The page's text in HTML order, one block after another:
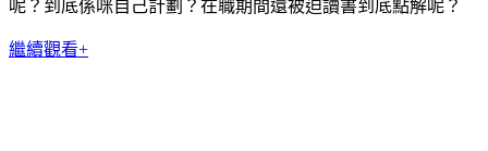
呢？到底係咪自己計劃？在職期間還被迫讀書到底點解呢？
繼續觀看+